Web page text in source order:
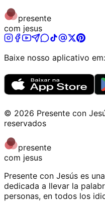
presente
com jesus
Baixe nosso aplicativo em:
© 2026 Presente con
reservados
presente
com jesus
Presente con Jesús es
dedicada a llevar la
personas, en todos los